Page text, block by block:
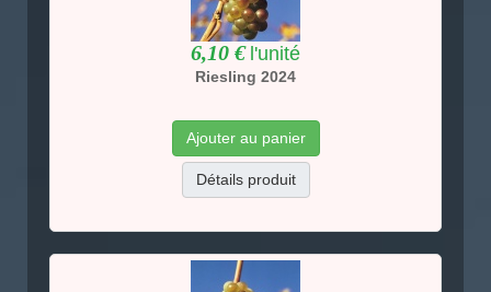
6,10 € l'unité
Riesling 2024
Ajouter au panier
Détails produit